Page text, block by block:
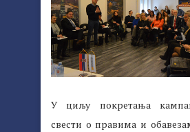
У циљу покретања
свести о правима и